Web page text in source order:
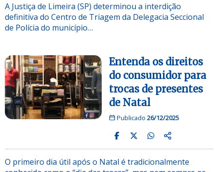
A Justiça de Limeira (SP) determinou a interdição
definitiva do Centro de Triagem da Delegacia Seccional
de Polícia do município…
Entenda os direitos
do consumidor para
trocas de presentes
de Natal
Publicado 26/12/2025
O primeiro dia útil após o Natal é tradicionalmente